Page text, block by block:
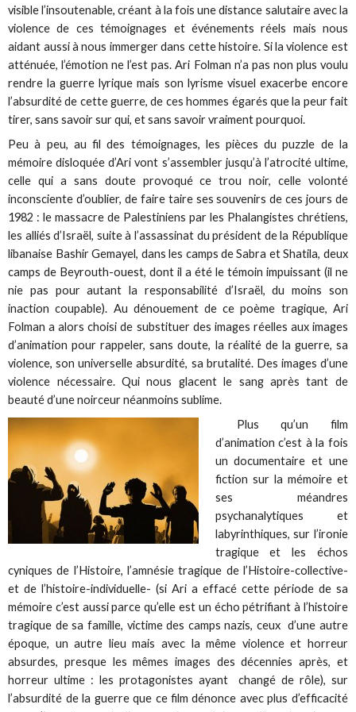
visible l’insoutenable, créant à la fois une distance salutaire avec la
violence de ces témoignages et événements réels mais nous
aidant aussi à nous immerger dans cette histoire. Si la violence est
atténuée, l’émotion ne l’est pas. Ari Folman n’a pas non plus voulu
rendre la guerre lyrique mais son lyrisme visuel exacerbe encore
l’absurdité de cette guerre, de ces hommes égarés que la peur fait
tirer, sans savoir sur qui, et sans savoir vraiment pourquoi.
Peu à peu, au fil des témoignages, les pièces du puzzle de la
mémoire disloquée d’Ari vont s’assembler jusqu’à l’atrocité ultime,
celle qui a sans doute provoqué ce trou noir, celle volonté
inconsciente d’oublier, de faire taire ses souvenirs de ces jours de
1982 : le massacre de Palestiniens par les Phalangistes chrétiens,
les alliés d’Israël, suite à l’assassinat du président de la République
libanaise Bashir Gemayel, dans les camps de Sabra et Shatila, deux
camps de Beyrouth-ouest, dont il a été le témoin impuissant (il ne
nie pas pour autant la responsabilité d’Israël, du moins son
inaction coupable). Au dénouement de ce poème tragique, Ari
Folman a alors choisi de substituer des images réelles aux images
d’animation pour rappeler, sans doute, la réalité de la guerre, sa
violence, son universelle absurdité, sa brutalité. Des images d’une
violence nécessaire. Qui nous glacent le sang après tant de
beauté d’une noirceur néanmoins sublime.
Plus qu’un film
d’animation c’est à la fois
un documentaire et une
fiction sur la mémoire et
ses méandres
psychanalytiques et
labyrinthiques, sur l’ironie
tragique et les échos
cyniques de l’Histoire, l’amnésie tragique de l’Histoire-collective-
et de l’histoire-individuelle- (si Ari a effacé cette période de sa
mémoire c’est aussi parce qu’elle est un écho pétrifiant à l’histoire
tragique de sa famille, victime des camps nazis, ceux d’une autre
époque, un autre lieu mais avec la même violence et horreur
absurdes, presque les mêmes images des décennies après, et
horreur ultime : les protagonistes ayant changé de rôle), sur
l’absurdité de la guerre que ce film dénonce avec plus d’efficacité